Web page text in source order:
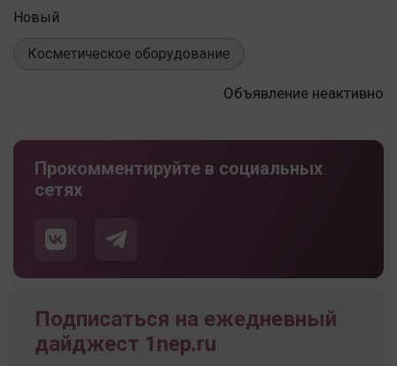
Новый
Косметическое оборудование
Объявление неактивно
Прокомментируйте в социальных
сетях
Подписаться на ежедневный
дайджест 1nep.ru